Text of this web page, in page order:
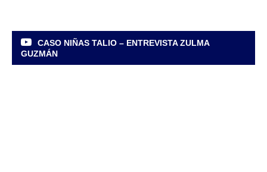
CASO NIÑAS TALIO – ENTREVISTA ZULMA
GUZMÁN